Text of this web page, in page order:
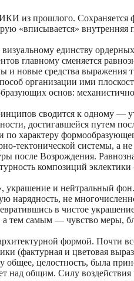
из прошлого. Сохраняется
«вписывается» внутренняя
единству
главному сменяется
и новые средства
организации ими
основ:
сводится к одному —
достигавшейся путем
по характеру
тектонической системы, а не
после Возрождения.
композиций
украшение и нейтральный
нарядность, не
в чистое
тем самым — чувство меры,
формой. Почти
(фактурная и цветовая
общее, целостность, была
над общим. Силу